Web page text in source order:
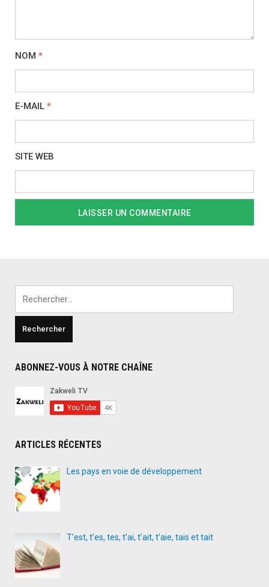
NOM *
E-MAIL *
SITE WEB
ABONNEZ-VOUS À NOTRE CHAÎNE
ARTICLES RÉCENTES
Les pays en voie de développement
T’est, t’es, tes, t’ai, t’ait, t’aie, tais et tait